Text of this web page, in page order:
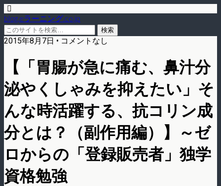
blog.eラーニング.co.jp
2015年8月7日 • コメントなし
【「胃腸が急に痛む、鼻汁分
泌やくしゃみを抑えたい」そ
んな時活躍する、抗コリン成
分とは？（副作用編）】～ゼ
ロからの「登録販売者」独学
資格勉強